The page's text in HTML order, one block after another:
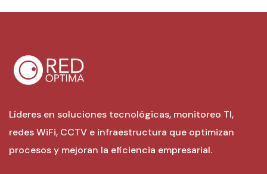
Líderes en soluciones tecnológicas, monitoreo TI,
redes WiFi, CCTV e infraestructura que optimizan
procesos y mejoran la eficiencia empresarial.